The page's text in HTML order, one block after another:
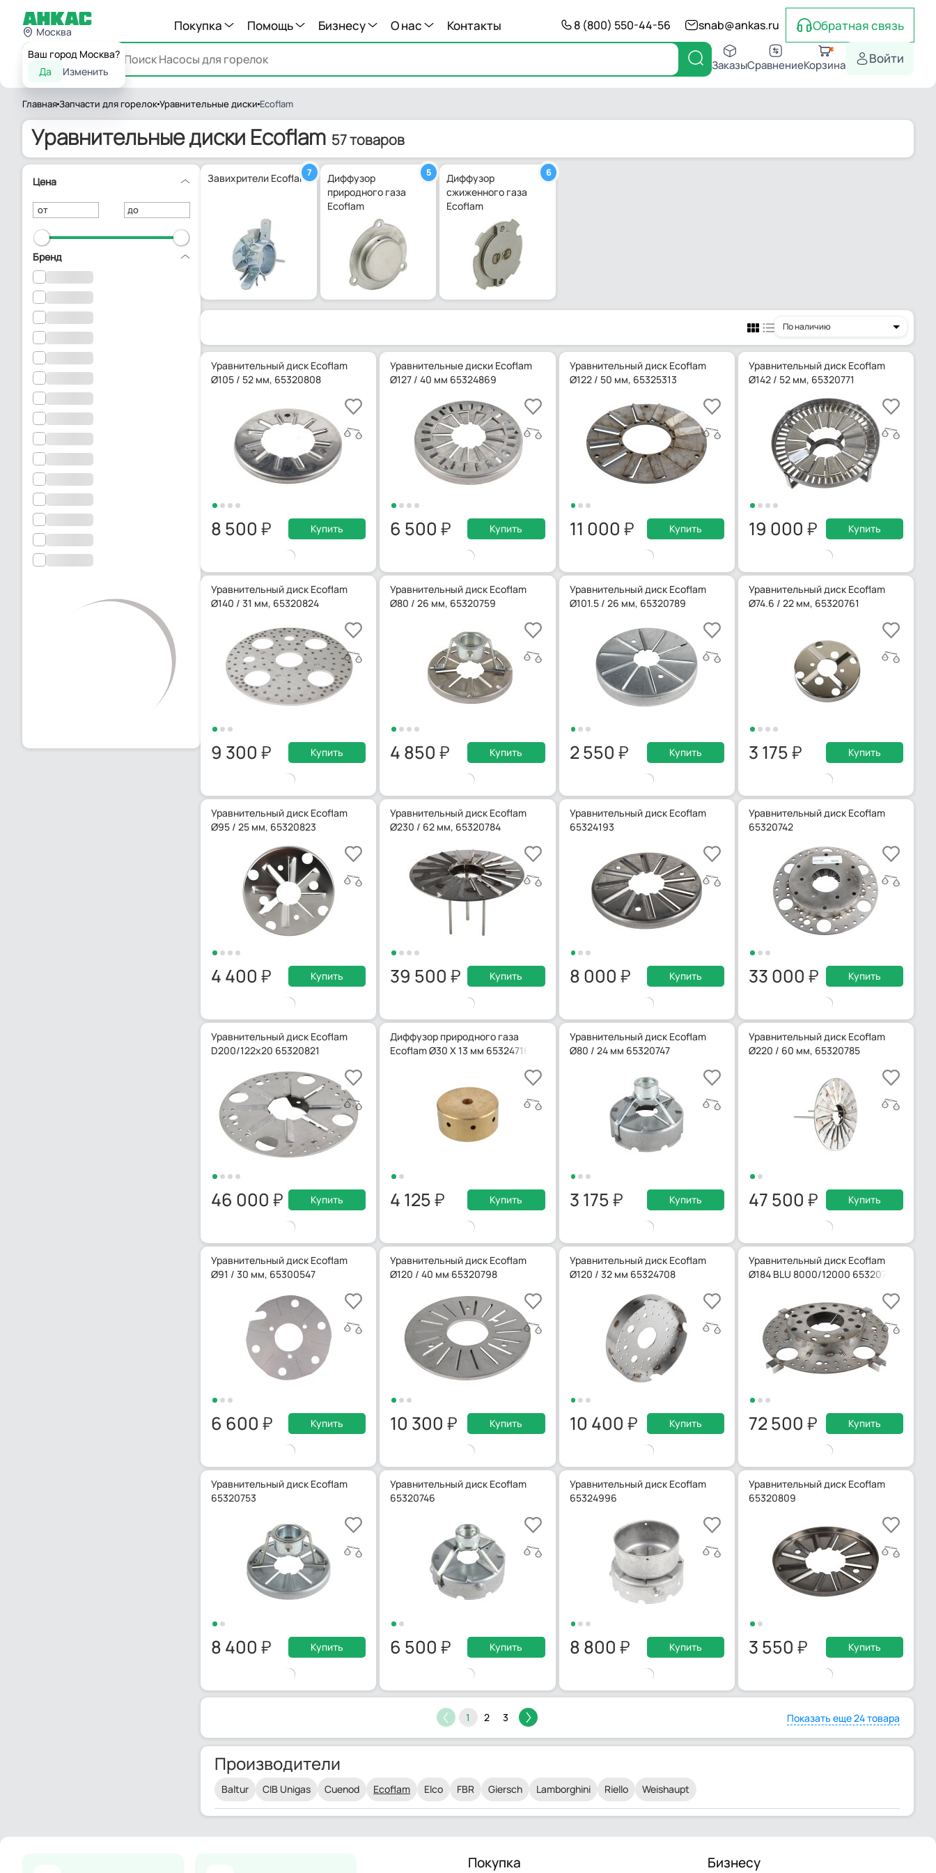
Москва
Ваш город Москва?
Да
Изменить
Покупка Помощь Бизнесу О нас Контакты 8 (800) 550-44-56 snab@ankas.ru Обратная связь
Каталог ЗаказыСравнениеКорзина Войти
ГлавнаяЗапчасти для горелокУравнительные диски Ecoflam
Уравнительные диски Ecoflam 57 товаров
Цена
от до
Бренд
Завихрители Ecoflam7
Диффузор
природного газа
Ecoflam
5
Диффузор
сжиженного газа
Ecoflam
6
По наличию
Уравнительный диск Ecoflam
Ø105 / 52 мм, 65320808
8 500 Купить
Уравнительные диски Ecoflam
Ø127 / 40 мм 65324869
6 500 Купить
Уравнительный диск Ecoflam
Ø122 / 50 мм, 65325313
11 000 Купить
Уравнительный диск Ecoflam
Ø142 / 52 мм, 65320771
19 000 Купить
Уравнительный диск Ecoflam
Ø140 / 31 мм, 65320824
9 300 Купить
Уравнительный диск Ecoflam
Ø80 / 26 мм, 65320759
4 850 Купить
Уравнительный диск Ecoflam
Ø101.5 / 26 мм, 65320789
2 550 Купить
Уравнительный диск Ecoflam
Ø74.6 / 22 мм, 65320761
3 175 Купить
Уравнительный диск Ecoflam
Ø95 / 25 мм, 65320823
4 400 Купить
Уравнительный диск Ecoflam
Ø230 / 62 мм, 65320784
39 500 Купить
Уравнительный диск Ecoflam
65324193
8 000 Купить
Уравнительный диск Ecoflam
65320742
33 000 Купить
Уравнительный диск Ecoflam
D200/122x20 65320821
46 000 Купить
Диффузор природного газа
Ecoflam Ø30 X 13 мм 65324716
4 125 Купить
Уравнительный диск Ecoflam
Ø80 / 24 мм 65320747
3 175 Купить
Уравнительный диск Ecoflam
Ø220 / 60 мм, 65320785
47 500 Купить
Уравнительный диск Ecoflam
Ø91 / 30 мм, 65300547
6 600 Купить
Уравнительный диск Ecoflam
Ø120 / 40 мм 65320798
10 300 Купить
Уравнительный диск Ecoflam
Ø120 / 32 мм 65324708
10 400 Купить
Уравнительный диск Ecoflam
Ø184 BLU 8000/12000 65320744
72 500 Купить
Уравнительный диск Ecoflam
65320753
8 400 Купить
Уравнительный диск Ecoflam
65320746
6 500 Купить
Уравнительный диск Ecoflam
65324996
8 800 Купить
Уравнительный диск Ecoflam
65320809
3 550 Купить
1 2 3 Показать еще 24 товара
Производители
Baltur CIB Unigas Cuenod Ecoflam Elco FBR Giersch Lamborghini Riello Weishaupt
Покупка Бизнесу